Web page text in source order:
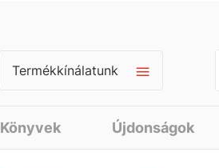
Termékkínálatunk
Könyvek Újdonságok